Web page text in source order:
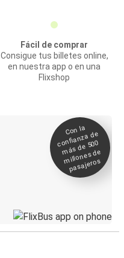
Fácil de comprar
Consigue tus billetes online,
en nuestra app o en una
Flixshop
Con la
confianza de
más de 500
millones de
pasajeros